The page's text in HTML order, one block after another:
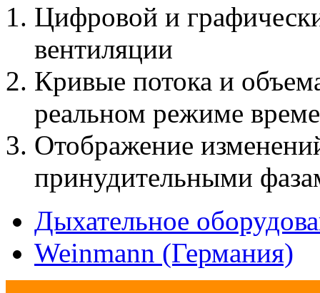
Цифровой и
вентиляции
Кривые потока и
реальном режиме
Отображение
принудительными
Дыхательное
Weinmann (Германия)